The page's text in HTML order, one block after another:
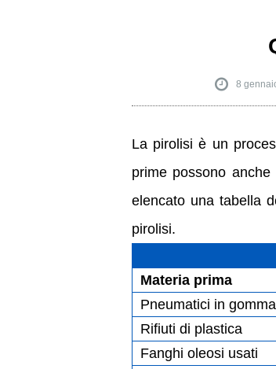
8
La pirolisi è un
prime possono
elencato una tabella
pirolisi.
Materia prima
Pneumatici in
Rifiuti di plastica
Fanghi oleosi usati